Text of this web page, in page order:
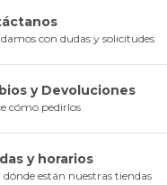
con dudas y solicitudes
y Devoluciones
cómo pedirlos
y horarios
dónde están nuestras tiendas